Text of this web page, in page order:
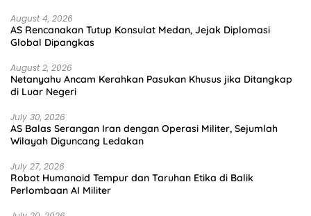
August 4, 2026
AS Rencanakan Tutup Konsulat Medan, Jejak Diplomasi
Global Dipangkas
August 2, 2026
Netanyahu Ancam Kerahkan Pasukan Khusus jika Ditangkap
di Luar Negeri
July 30, 2026
AS Balas Serangan Iran dengan Operasi Militer, Sejumlah
Wilayah Diguncang Ledakan
July 27, 2026
Robot Humanoid Tempur dan Taruhan Etika di Balik
Perlombaan AI Militer